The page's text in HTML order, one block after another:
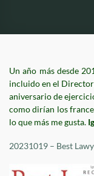
Un año más desde
incluido en el
aniversario de
como dirían los
lo que más me gusta.
20231019 – Best